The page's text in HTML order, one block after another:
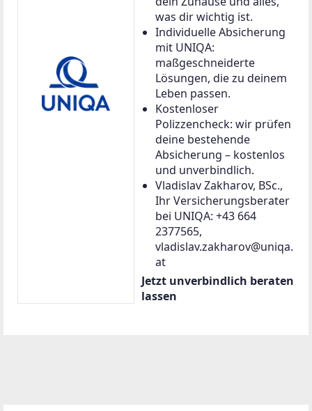
was dir wichtig ist.
Individuelle Absicherung
mit UNIQA:
maßgeschneiderte
Lösungen, die zu deinem
Leben passen.
Kostenloser
Polizzencheck: wir prüfen
deine bestehende
Absicherung – kostenlos
und unverbindlich.
Vladislav Zakharov, BSc.,
Ihr Versicherungsberater
bei UNIQA: +43 664
2377565,
vladislav.zakharov@uniqa.
at
Jetzt unverbindlich beraten
lassen